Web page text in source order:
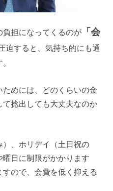
担になってくるのが
「会
迫すると、気持ち的にも通
めには、どのくらいの金
捻出しても大丈夫なのか
、ホリデイ（土日祝の
日に制限がかかります
ので、会費を低く抑える